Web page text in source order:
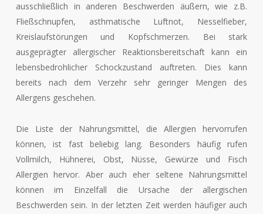
ausschließlich in anderen Beschwerden äußern, wie z.B.
Fließschnupfen, asthmatische Luftnot, Nesselfieber,
Kreislaufstörungen und Kopfschmerzen. Bei stark
ausgeprägter allergischer Reaktionsbereitschaft kann ein
lebensbedrohlicher Schockzustand auftreten. Dies kann
bereits nach dem Verzehr sehr geringer Mengen des
Allergens geschehen.
Die Liste der Nahrungsmittel, die Allergien hervorrufen
können, ist fast beliebig lang. Besonders häufig rufen
Vollmilch, Hühnerei, Obst, Nüsse, Gewürze und Fisch
Allergien hervor. Aber auch eher seltene Nahrungsmittel
können im Einzelfall die Ursache der allergischen
Beschwerden sein. In der letzten Zeit werden häufiger auch